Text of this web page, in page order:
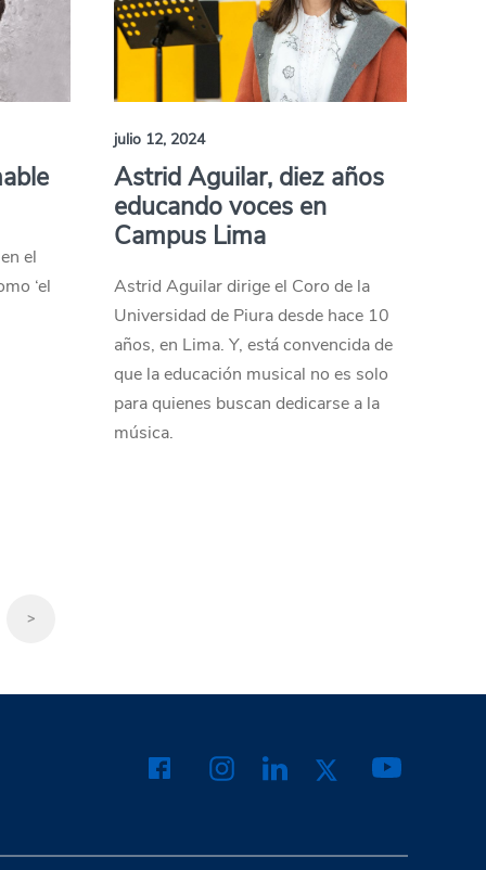
el
‘el
julio 12, 2024
Astrid Aguilar, diez años
educando voces en
Campus Lima
Astrid Aguilar dirige el Coro de la
Universidad de Piura desde hace 10
años, en Lima. Y, está convencida de
que la educación musical no es solo
para quienes buscan dedicarse a la
música.
>